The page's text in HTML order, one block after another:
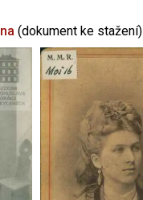
(dokument ke stažení)